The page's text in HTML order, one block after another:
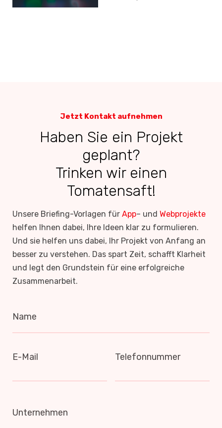
Jetzt Kontakt aufnehmen
Haben Sie ein Projekt
geplant?
Trinken wir einen
Tomatensaft!
Unsere Briefing-Vorlagen für App– und Webprojekte
helfen Ihnen dabei, Ihre Ideen klar zu formulieren.
Und sie helfen uns dabei, Ihr Projekt von Anfang an
besser zu verstehen. Das spart Zeit, schafft Klarheit
und legt den Grundstein für eine erfolgreiche
Zusammenarbeit.
Name
E-Mail Telefonnummer
Unternehmen